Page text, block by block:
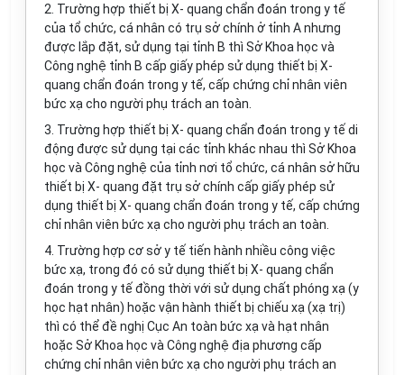
2. Trường hợp thiết bị X- quang chẩn đoán trong y tế
của tổ chức, cá nhân có trụ sở chính ở tỉnh A nhưng
được lắp đặt, sử dụng tại tỉnh B thì Sở Khoa học và
Công nghệ tỉnh B cấp giấy phép sử dụng thiết bị X-
quang chẩn đoán trong y tế, cấp chứng chỉ nhân viên
bức xạ cho người phụ trách an toàn.
3. Trường hợp thiết bị X- quang chẩn đoán trong y tế di
động được sử dụng tại các tỉnh khác nhau thì Sở Khoa
học và Công nghệ của tỉnh nơi tổ chức, cá nhân sở hữu
thiết bị X- quang đặt trụ sở chính cấp giấy phép sử
dụng thiết bị X- quang chẩn đoán trong y tế, cấp chứng
chỉ nhân viên bức xạ cho người phụ trách an toàn.
4. Trường hợp cơ sở y tế tiến hành nhiều công việc
bức xạ, trong đó có sử dụng thiết bị X- quang chẩn
đoán trong y tế đồng thời với sử dụng chất phóng xạ (y
học hạt nhân) hoặc vận hành thiết bị chiếu xạ (xạ trị)
thì có thể đề nghị Cục An toàn bức xạ và hạt nhân
hoặc Sở Khoa học và Công nghệ địa phương cấp
chứng chỉ nhân viên bức xạ cho người phụ trách an